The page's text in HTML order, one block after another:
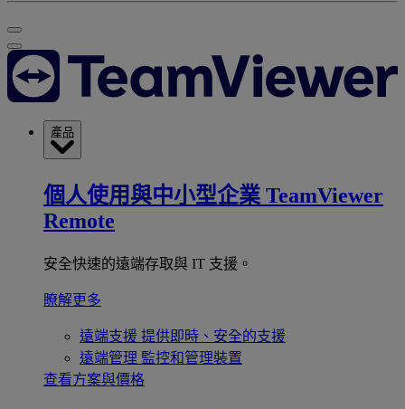
產品
個人使用與中小型企業 TeamViewer
Remote
安全快速的遠端存取與 IT 支援。
瞭解更多
遠端支援 提供即時、安全的支援
遠端管理 監控和管理裝置
查看方案與價格